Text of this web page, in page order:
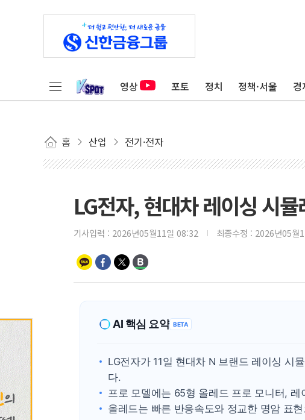
영상 포토 정치 정책·서울 경
홈 산업 전기·전자
LG전자, 현대차 레이싱 시
기사입력 : 2026년05월11일 08:32 최종수정 : 2026년05월
AI 핵심 요약 BETA
LG전자가 11일 현대차 N 브랜드 레이싱 시
다.
프로 모델에는 65형 올레드 프로 모니터,
올레드는 빠른 반응속도와 정교한 명암 표